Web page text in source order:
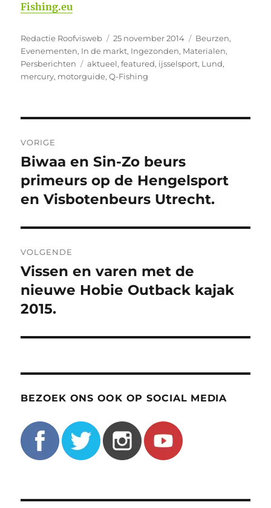
Fishing.eu
Auteur
Redactie Roofvisweb
Geplaatst
op
25 november 2014 Categorieën
Beurzen,
Evenementen, In de markt, Ingezonden, Materialen,
Persberichten
Tags
aktueel,featured, ijsselsport, Lund,
mercury, motorguide,Q-Fishing
navigatie
VORIGE
Vorig
bericht:
Biwaa en Sin-Zo beurs
primeurs op de Hengelsport
en Visbotenbeurs Utrecht.
VOLGENDE
Volgend
bericht:
Vissen en varen met de
nieuwe Hobie Outback kajak
2015.
BEZOEK ONS OOK OP SOCIAL MEDIA